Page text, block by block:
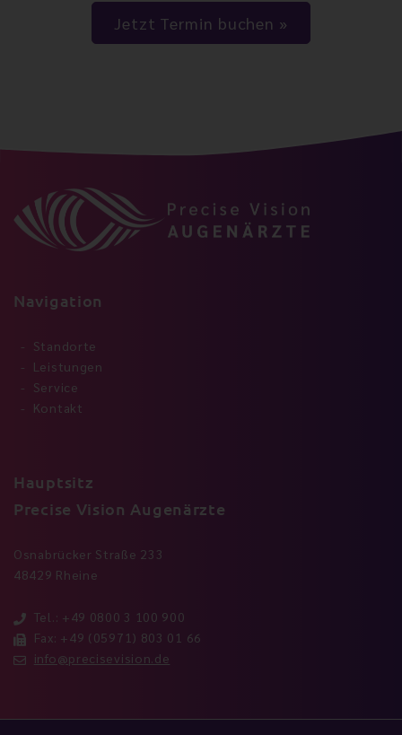
Jetzt Termin buchen
Navigation
Standorte
Leistungen
Service
Kontakt
Hauptsitz
Precise Vision Augenärzte
Osnabrücker Straße 233
48429 Rheine
Tel.: +49 0800 3 100 900
Fax: +49 (05971) 803 01 66
info@precisevision.de